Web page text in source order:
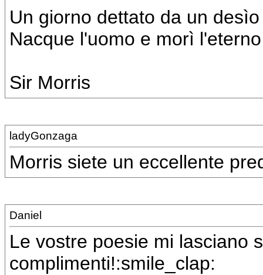
Un giorno dettato da un
Nacque l'uomo e morì
Sir Morris
ladyGonzaga
Morris siete un eccellente
Daniel
Le vostre poesie mi lasciano
complimenti!:smile_clap: